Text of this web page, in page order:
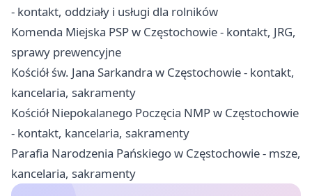
- kontakt, oddziały i usługi dla rolników
Komenda Miejska PSP w Częstochowie - kontakt, JRG,
sprawy prewencyjne
Kościół św. Jana Sarkandra w Częstochowie - kontakt,
kancelaria, sakramenty
Kościół Niepokalanego Poczęcia NMP w Częstochowie
- kontakt, kancelaria, sakramenty
Parafia Narodzenia Pańskiego w Częstochowie - msze,
kancelaria, sakramenty